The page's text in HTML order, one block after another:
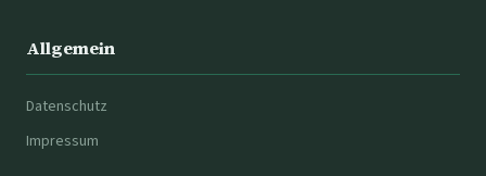
Allgemein
Datenschutz
Impressum